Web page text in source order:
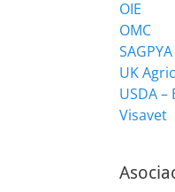
OIE
OMC
UK
USDA –
Visavet